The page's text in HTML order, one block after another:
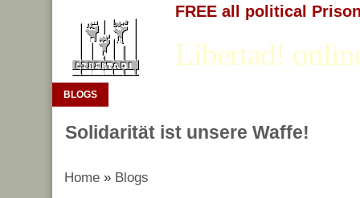
FREE all political
Libertad!
BLOGS
Solidarität ist unsere Waffe!
Home » Blogs